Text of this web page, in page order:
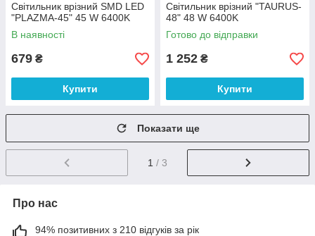
Світильник врізний SMD LED
"PLAZMA-45" 45 W 6400K
В наявності
679 ₴
Купити
Світильник врізний "TAURUS-
48" 48 W 6400K
Готово до відправки
1 252 ₴
Купити
Показати ще
1 / 3
Про нас
94% позитивних з 210 відгуків за рік